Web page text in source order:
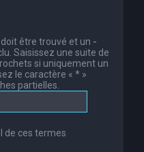
être trouvé et un -
Saisissez une suite de
si uniquement un
le caractère « * »
partielles.
de ces termes